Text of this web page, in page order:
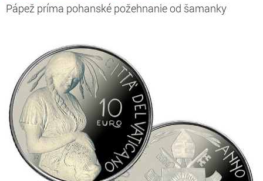
Pápež príma pohanské požehnanie od šamanky